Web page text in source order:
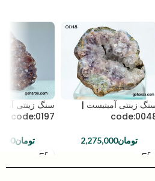
زینتی آمیتیست |
تومان2,275,000
سنگ زینتی
code:0197
تومان